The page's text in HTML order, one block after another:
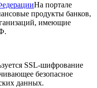
На портале
продукты банков,
имеющие
SSL-шифрование
безопасное
данных.